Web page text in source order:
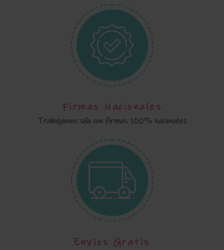
Firmas Nacionales
Trabajamos sólo con firmas 100% nacionales
Envíos Gratis